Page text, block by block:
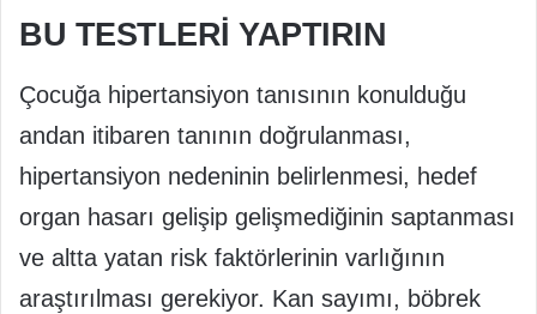
BU TESTLERİ YAPTIRIN
Çocuğa hipertansiyon tanısının konulduğu
andan itibaren tanının doğrulanması,
hipertansiyon nedeninin belirlenmesi, hedef
organ hasarı gelişip gelişmediğinin saptanması
ve altta yatan risk faktörlerinin varlığının
araştırılması gerekiyor. Kan sayımı, böbrek